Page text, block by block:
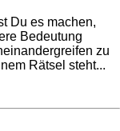
Du es machen,
Bedeutung
zu
Rätsel steht...